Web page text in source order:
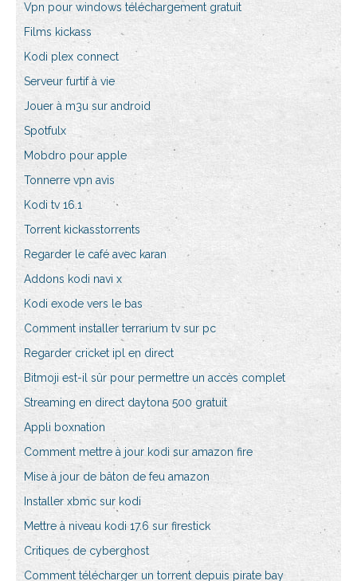
Vpn pour windows téléchargement gratuit
Films kickass
Kodi plex connect
Serveur furtif à vie
Jouer à m3u sur android
Spotfulx
Mobdro pour apple
Tonnerre vpn avis
Kodi tv 16.1
Torrent kickasstorrents
Regarder le café avec karan
Addons kodi navi x
Kodi exode vers le bas
Comment installer terrarium tv sur pc
Regarder cricket ipl en direct
Bitmoji est-il sûr pour permettre un accès complet
Streaming en direct daytona 500 gratuit
Appli boxnation
Comment mettre à jour kodi sur amazon fire
Mise à jour de bâton de feu amazon
Installer xbmc sur kodi
Mettre à niveau kodi 17.6 sur firestick
Critiques de cyberghost
Comment télécharger un torrent depuis pirate bay